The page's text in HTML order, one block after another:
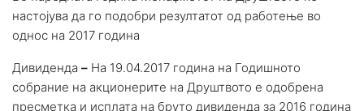
настојува да го подобри резултатот од работење во
однос на 2017 година
Дивиденда – На 19.04.2017 година на Годишното
собрание на акционерите на Друштвото е одобрена
пресметка и исплата на бруто дивиденда за 2016 година